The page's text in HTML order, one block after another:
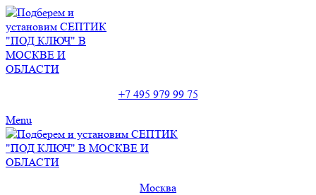
+7 495 979 99 75
Menu
Москва